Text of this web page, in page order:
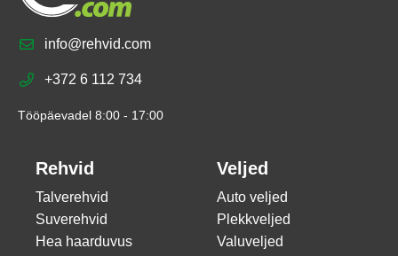
info@rehvid.com
+372 6 112 734
Tööpäevadel 8:00 - 17:00
Rehvid
Talverehvid
Suverehvid
Hea haarduvus
Veljed
Auto veljed
Plekkveljed
Valuveljed